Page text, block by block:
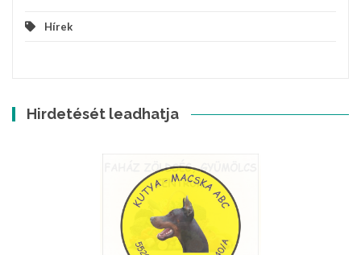
Hírek
Hirdetését leadhatja